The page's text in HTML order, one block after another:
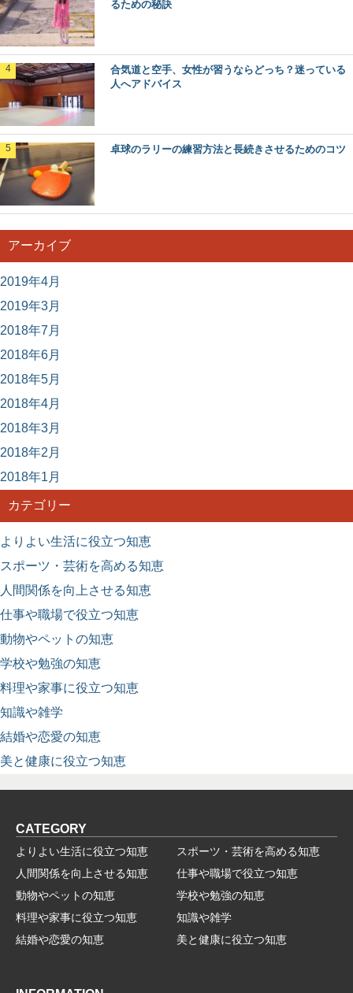
るための秘訣
合気道と空手、女性が習うならどっち？迷っている
人へアドバイス
卓球のラリーの練習方法と長続きさせるためのコツ
アーカイブ
2019年4月
2019年3月
2018年7月
2018年6月
2018年5月
2018年4月
2018年3月
2018年2月
2018年1月
カテゴリー
よりよい生活に役立つ知恵
スポーツ・芸術を高める知恵
人間関係を向上させる知恵
仕事や職場で役立つ知恵
動物やペットの知恵
学校や勉強の知恵
料理や家事に役立つ知恵
知識や雑学
結婚や恋愛の知恵
美と健康に役立つ知恵
CATEGORY
よりよい生活に役立つ知恵
スポーツ・芸術を高める知恵
人間関係を向上させる知恵
仕事や職場で役立つ知恵
動物やペットの知恵
学校や勉強の知恵
料理や家事に役立つ知恵
知識や雑学
結婚や恋愛の知恵
美と健康に役立つ知恵